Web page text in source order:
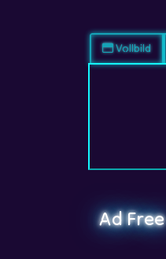
Vollbild
Ad Free